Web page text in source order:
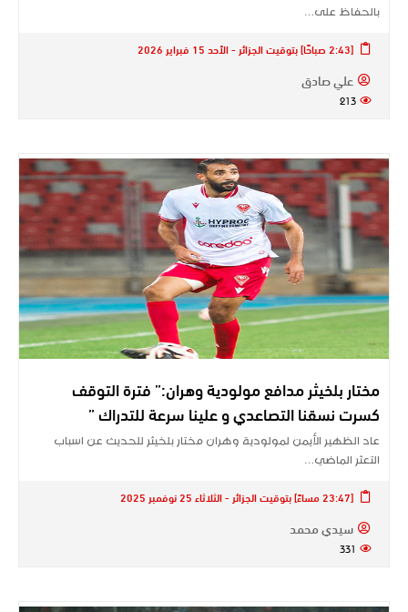
بالحفاظ على…
[2:43 صباحًا] بتوقيت الجزائر - الأحد 15 فبراير 2026
علي صادق
213
مختار بلخيثر مدافع مولودية وهران:” فترة التوقف
كسرت نسقنا التصاعدي و علينا سرعة للتدراك ”
عاد الظهير الأيمن لمولودية وهران مختار بلخيثر للحديث عن اسباب
التعثر الماضي…
[23:47 مساءً] بتوقيت الجزائر - الثلاثاء 25 نوفمبر 2025
سيدي محمد
331